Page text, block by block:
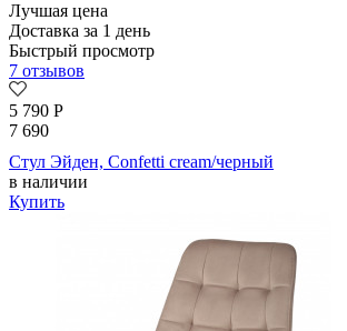
Лучшая цена
Доставка за 1 день
Быстрый просмотр
7 отзывов
5 790 Р
7 690
Стул Эйден, Confetti cream/черный
в наличии
Купить